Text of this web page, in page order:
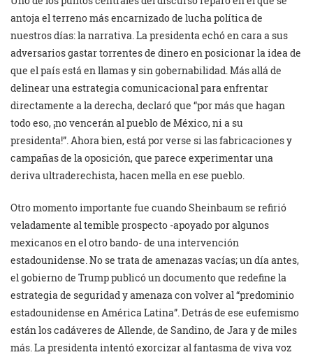
antoja el terreno más encarnizado de lucha política de
nuestros días: la narrativa. La presidenta echó en cara a sus
adversarios gastar torrentes de dinero en posicionar la idea de
que el país está en llamas y sin gobernabilidad. Más allá de
delinear una estrategia comunicacional para enfrentar
directamente a la derecha, declaró que “por más que hagan
todo eso, ¡no vencerán al pueblo de México, ni a su
presidenta!”. Ahora bien, está por verse si las fabricaciones y
campañas de la oposición, que parece experimentar una
deriva ultraderechista, hacen mella en ese pueblo.
Otro momento importante fue cuando Sheinbaum se refirió
veladamente al temible prospecto -apoyado por algunos
mexicanos en el otro bando- de una intervención
estadounidense. No se trata de amenazas vacías; un día antes,
el gobierno de Trump publicó un documento que redefine la
estrategia de seguridad y amenaza con volver al “predominio
estadounidense en América Latina”. Detrás de ese eufemismo
están los cadáveres de Allende, de Sandino, de Jara y de miles
más. La presidenta intentó exorcizar al fantasma de viva voz